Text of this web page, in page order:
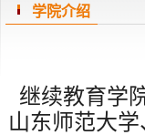
学院介绍
继续教育学
山东师范大